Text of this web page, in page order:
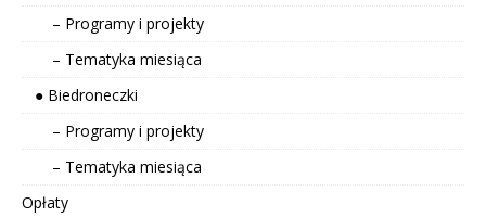
– Programy i projekty
– Tematyka miesiąca
● Biedroneczki
– Programy i projekty
– Tematyka miesiąca
Opłaty